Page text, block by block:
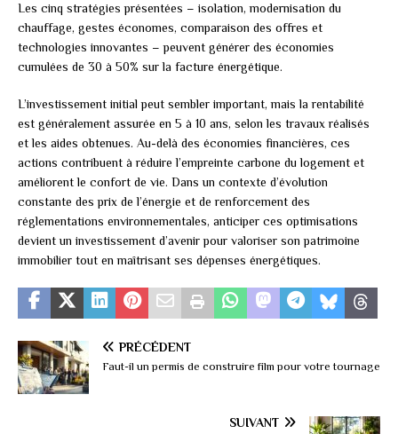
Les cinq stratégies présentées – isolation, modernisation du
chauffage, gestes économes, comparaison des offres et
technologies innovantes – peuvent générer des économies
cumulées de 30 à 50% sur la facture énergétique.
L’investissement initial peut sembler important, mais la rentabilité
est généralement assurée en 5 à 10 ans, selon les travaux réalisés
et les aides obtenues. Au-delà des économies financières, ces
actions contribuent à réduire l’empreinte carbone du logement et
améliorent le confort de vie. Dans un contexte d’évolution
constante des prix de l’énergie et de renforcement des
réglementations environnementales, anticiper ces optimisations
devient un investissement d’avenir pour valoriser son patrimoine
immobilier tout en maîtrisant ses dépenses énergétiques.
PRÉCÉDENT
Faut-il un permis de construire film pour votre tournage
SUIVANT